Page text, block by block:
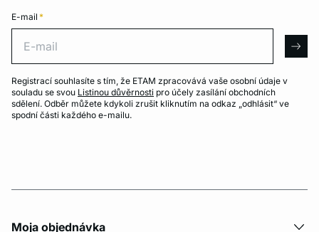
E-mail *
Registrací souhlasíte s tím, že ETAM zpracovává vaše osobní údaje v
souladu se svou Listinou důvěrnosti pro účely zasílání obchodních
sdělení. Odběr můžete kdykoli zrušit kliknutím na odkaz „odhlásit“ ve
spodní části každého e-mailu.
Moja objednávka